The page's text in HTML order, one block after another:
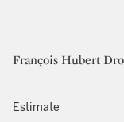
François Hubert
Estimate